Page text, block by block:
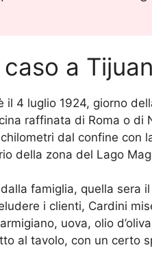
a
4 luglio 1924, giorno
raffinata di Roma o di
dal confine con
della zona del Lago
famiglia, quella sera
i clienti, Cardini
uova, olio
al tavolo, con un certo